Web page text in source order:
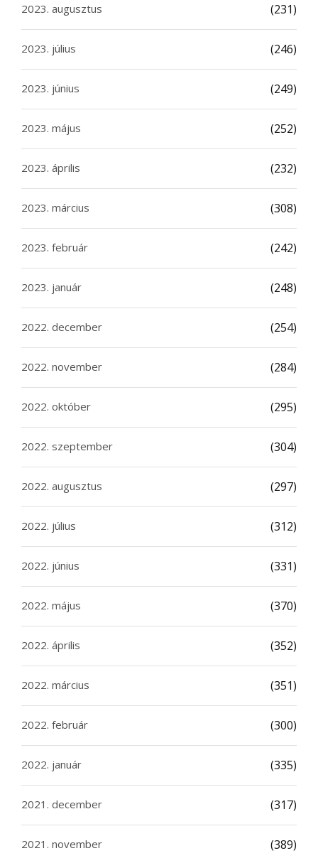
2023. augusztus (231)
2023. július (246)
2023. június (249)
2023. május (252)
2023. április (232)
2023. március (308)
2023. február (242)
2023. január (248)
2022. december (254)
2022. november (284)
2022. október (295)
2022. szeptember (304)
2022. augusztus (297)
2022. július (312)
2022. június (331)
2022. május (370)
2022. április (352)
2022. március (351)
2022. február (300)
2022. január (335)
2021. december (317)
2021. november (389)